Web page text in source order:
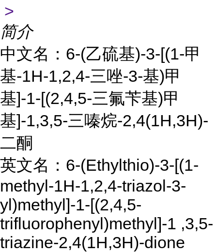
>
简介
中文名：6-(乙硫基)-3-[(1-甲
基-1H-1,2,4-三唑-3-基)甲
基]-1-[(2,4,5-三氟苄基)甲
基]-1,3,5-三嗪烷-2,4(1H,3H)-
二酮
英文名：6-(Ethylthio)-3-[(1-
methyl-1H-1,2,4-triazol-3-
yl)methyl]-1-[(2,4,5-
trifluorophenyl)methyl]-1 ,3,5-
triazine-2,4(1H,3H)-dione